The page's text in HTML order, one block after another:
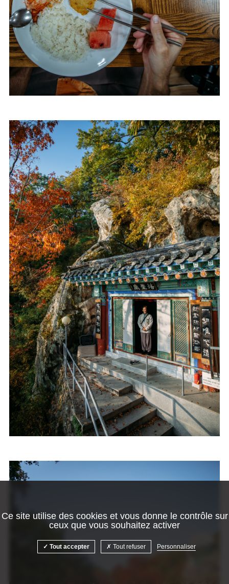
Ce site utilise des cookies et vous donne le contrôle sur
ceux que vous souhaitez activer
Tout accepter Tout refuser Personnaliser